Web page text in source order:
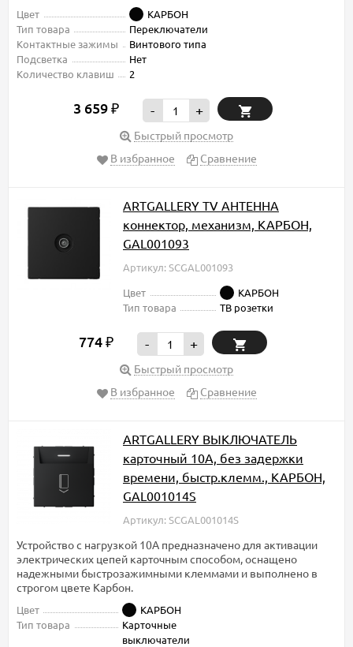
Цвет
КАРБОН
Тип товара
Переключатели
Контактные зажимы
Винтового типа
Подсветка
Нет
Количество клавиш
2
3 659 ₽ - +
Быстрый просмотр
В избранное
Сравнение
ARTGALLERY TV АНТЕННА
коннектор, механизм, КАРБОН,
GAL001093
Артикул: SCGAL001093
Цвет
КАРБОН
Тип товара
ТВ розетки
774 ₽ - +
Быстрый просмотр
В избранное
Сравнение
ARTGALLERY ВЫКЛЮЧАТЕЛЬ
карточный 10А, без задержки
времени, быстр.клемм., КАРБОН,
GAL001014S
Артикул: SCGAL001014S
Устройство с нагрузкой 10А предназначено для активации
электрических цепей карточным способом, оснащено
надежными быстрозажимными клеммами и выполнено в
строгом цвете Карбон.
Цвет
КАРБОН
Тип товара
Карточные
выключатели